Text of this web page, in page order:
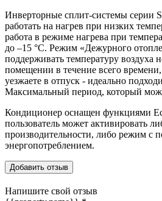
Инверторные сплит-системы серии
работать на нагрев при низких
работа в режиме нагрева при
до –15 °C. Режим «Дежурного
поддерживать температуру воздуха
помещении в течение всего
уезжаете в отпуск - идеально
Максимальный период, который
Кондиционер оснащен функциями
пользователь может активировать
производительности, либо режим с
энергопотреблением.
Добавить отзыв
Напишите свой отзыв